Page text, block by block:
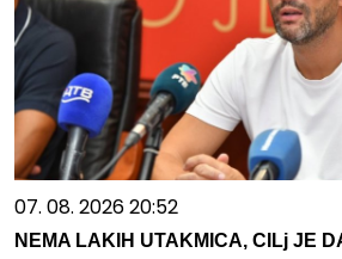
07. 08. 2026 20:52
NEMA LAKIH UTAKMICA, CILj JE